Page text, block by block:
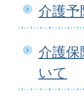
介護
介護
いて